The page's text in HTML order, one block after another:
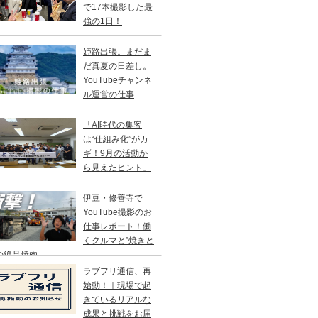
で17本撮影した最
強の1日！
姫路出張。まだま
だ真夏の日差し。
YouTubeチャンネ
ル運営の仕事
「AI時代の集客
は“仕組み化”がカ
ギ！9月の活動か
ら見えたヒント」
伊豆・修善寺で
YouTube撮影のお
仕事レポート！働
くクルマと”焼きと
絶品焼肉
ラブフリ通信、再
始動！｜現場で起
きているリアルな
成果と挑戦をお届